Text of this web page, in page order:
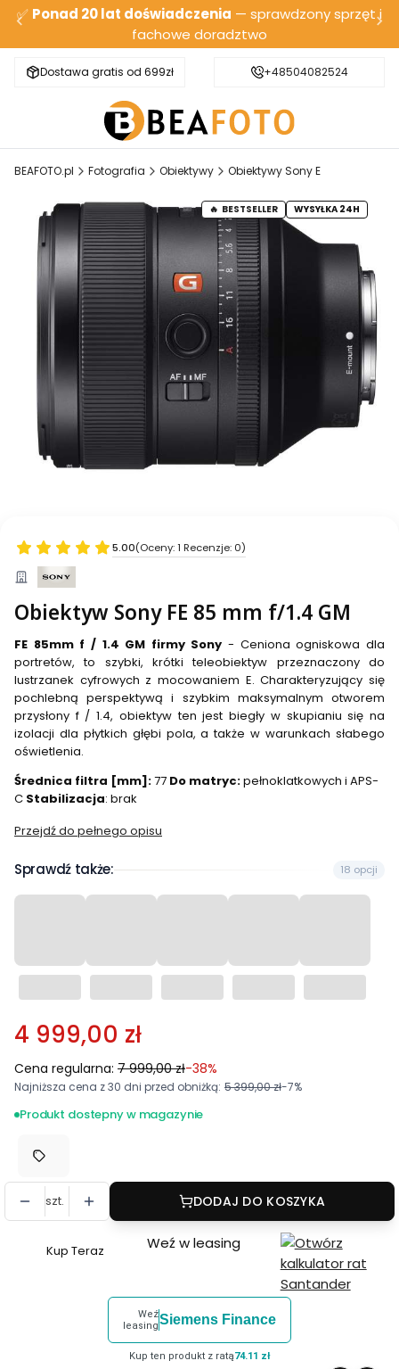
✅ Ponad 20 lat doświadczenia — sprawdzony sprzęt i
fachowe doradztwo
Dostawa gratis od 699zł Bezpieczna wysyłka
+48504082524
BEAFOTO.pl Fotografia Obiektywy Obiektywy Sony E
BESTSELLER WYSYŁKA 24H
5.00(Oceny: 1 Recenzje: 0)
Obiektyw Sony FE 85 mm f/1.4 GM
FE 85mm f / 1.4 GM firmy Sony - Ceniona ogniskowa dla
portretów, to szybki, krótki teleobiektyw przeznaczony do
lustrzanek cyfrowych z mocowaniem E. Charakteryzujący się
pochlebną perspektywą i szybkim maksymalnym otworem
przysłony f / 1.4, obiektyw ten jest biegły w skupianiu się na
izolacji dla płytkich głębi pola, a także w warunkach słabego
oświetlenia.
Średnica filtra [mm]:77 Do matryc:pełnoklatkowych i APS-
C Stabilizacja: brak
Przejdź do pełnego opisu
Sprawdź także: 18 opcji
4 999,00 zł
Cena regularna: 7 999,00 zł-38%
Najniższa cena z 30 dni przed obniżką: 5 399,00 zł-7%
Produkt dostepny w magazynie
szt. DODAJ DO KOSZYKA
Szybki
Obiektyw
Kup Teraz Weź w leasing
Weź
leasingSiemens Finance
Kup ten produkt z ratą74.11 zł